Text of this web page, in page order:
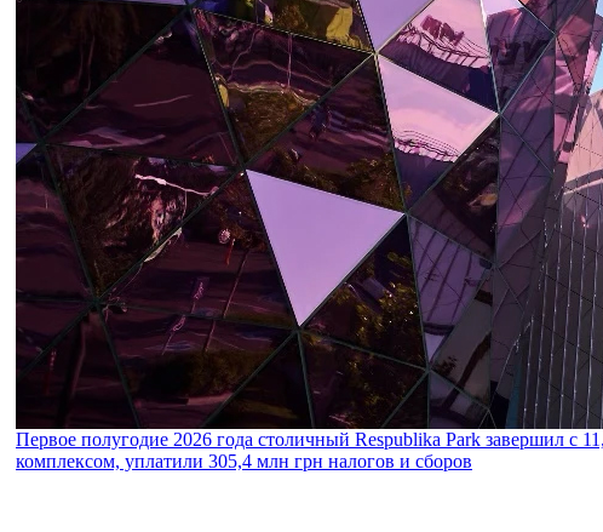
Первое полугодие 2026 года столичный Respublika Park завершил с
комплексом, уплатили 305,4 млн грн налогов и сборов